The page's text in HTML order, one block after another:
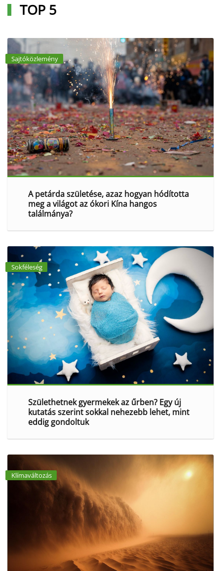
TOP 5
Sajtóközlemény
A petárda születése, azaz hogyan hódította
meg a világot az ókori Kína hangos
találmánya?
Sokféleség
Születhetnek gyermekek az űrben? Egy új
kutatás szerint sokkal nehezebb lehet, mint
eddig gondoltuk
Klímaváltozás